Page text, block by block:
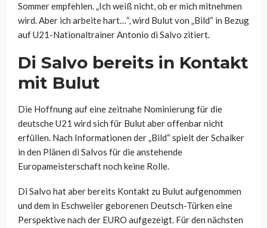
Sommer empfehlen. „Ich weiß nicht, ob er mich mitnehmen
wird. Aber ich arbeite hart…“, wird Bulut von „Bild“ in Bezug
auf U21-Nationaltrainer Antonio di Salvo zitiert.
Di Salvo bereits in Kontakt
mit Bulut
Die Hoffnung auf eine zeitnahe Nominierung für die
deutsche U21 wird sich für Bulut aber offenbar nicht
erfüllen. Nach Informationen der „Bild“ spielt der Schalker
in den Plänen di Salvos für die anstehende
Europameisterschaft noch keine Rolle.
Di Salvo hat aber bereits Kontakt zu Bulut aufgenommen
und dem in Eschweilergeborenen Deutsch-Türken eine
Perspektive nach der EURO aufgezeigt. Für den nächsten